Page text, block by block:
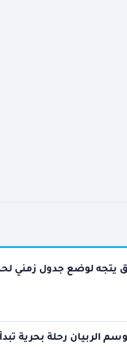
يتجه لوضع جدول زمني
الربيان رحلة بحرية تبدأ